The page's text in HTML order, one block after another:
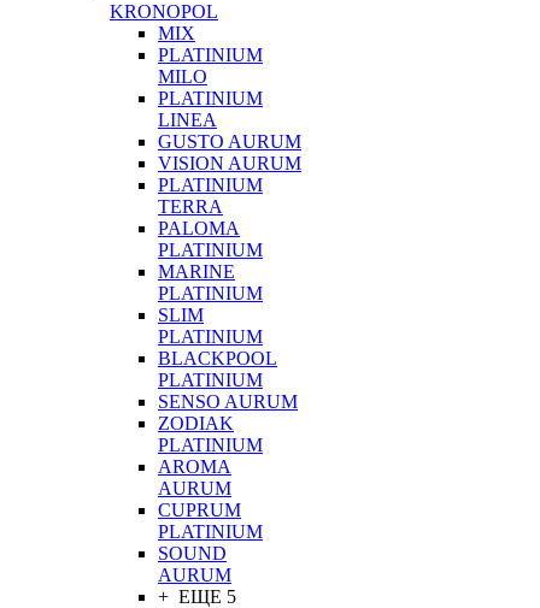
KRONOPOL
MIX
PLATINIUM
MILO
PLATINIUM
LINEA
GUSTO AURUM
VISION AURUM
PLATINIUM
TERRA
PALOMA
PLATINIUM
MARINE
PLATINIUM
SLIM
PLATINIUM
BLACKPOOL
PLATINIUM
SENSO AURUM
ZODIAK
PLATINIUM
AROMA
AURUM
CUPRUM
PLATINIUM
SOUND
AURUM
+ ЕЩЕ 5